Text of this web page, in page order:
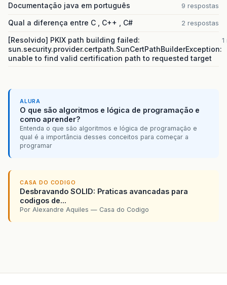
Documentação java em português 9 respostas
Qual a diferença entre C , C++ , C# 2 respostas
[Resolvido] PKIX path building failed:
sun.security.provider.certpath.SunCertPathBuilderException:
unable to find valid certification path to requested target
ALURA
O que são algoritmos e lógica de programação e
como aprender?
Entenda o que são algoritmos e lógica de programação e
qual é a importância desses conceitos para começar a
programar
CASA DO CODIGO
Desbravando SOLID: Praticas avancadas para
codigos de...
Por Alexandre Aquiles — Casa do Codigo